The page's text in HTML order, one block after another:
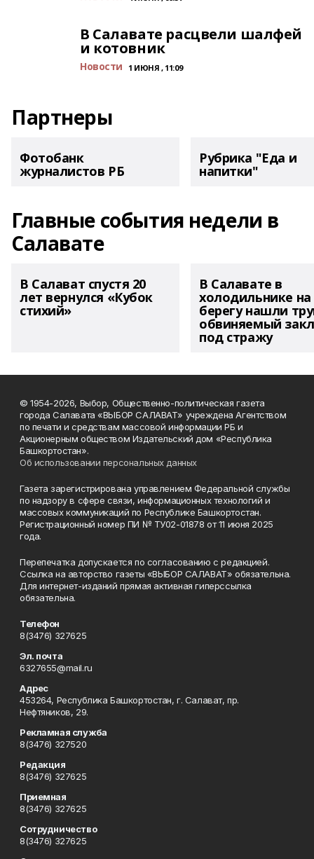
В Салавате расцвели шалфей
и котовник
Новости 1 ИЮНЯ , 11:09
Партнеры
Фотобанк
журналистов РБ
Рубрика "Еда и
напитки"
Главные события недели в
Салавате
В Салават спустя 20
лет вернулся «Кубок
стихий»
В Салавате в
холодильнике на
берегу нашли
обвиняемый
под стражу
© 1954-2026, Выбор, Общественно-политическая газета
города Салавата «ВЫБОР САЛАВАТ» учреждена Агентством
по печати и средствам массовой информации РБ и
Акционерным обществом Издательский дом «Республика
Башкортостан».
Об использовании персональных данных
Газета зарегистрирована управлением Федеральной службы
по надзору в сфере связи, информационных технологий и
массовых коммуникаций по Республике Башкортостан.
Регистрационный номер ПИ № ТУ02-01878 от 11 июня 2025
года.
Перепечатка допускается по согласованию с редакцией.
Ссылка на авторство газеты «ВЫБОР САЛАВАТ» обязательна.
Для интернет-изданий прямая активная гиперссылка
обязательна.
Телефон
8(3476) 327625
Эл. почта
6327655@mail.ru
Адрес
453264, Республика Башкортостан, г. Салават, пр.
Нефтяников, 29.
Рекламная служба
8(3476) 327520
Редакция
8(3476) 327625
Приемная
8(3476) 327625
Сотрудничество
8(3476) 327625